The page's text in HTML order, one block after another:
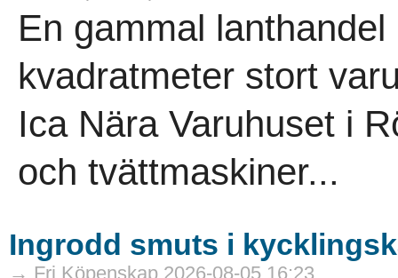
En gammal
kvadratmeter stort
Ica Nära Varuhuset i
och tvättmaskiner...
Ingrodd smuts i
→ Fri Köpenskap 2026-08-05 16:23